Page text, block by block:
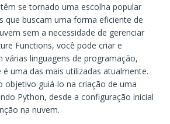
se tornado uma escolha popular
que buscam uma forma eficiente de
sem a necessidade de gerenciar
Functions, você pode criar e
várias linguagens de programação,
uma das mais utilizadas atualmente.
objetivo guiá-lo na criação de uma
Python, desde a configuração inicial
na nuvem.